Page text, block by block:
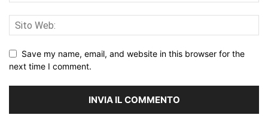
Save my name, email, and website in this browser for the
next time I comment.